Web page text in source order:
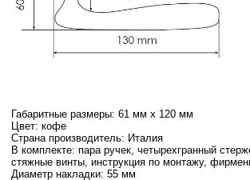
Габаритные размеры: 61 мм х 120 мм
Цвет: кофе
Страна производитель: Италия
В комплекте: пара ручек, четырехгранный
стяжные винты, инструкция по монтажу,
Диаметр накладки: 55 мм